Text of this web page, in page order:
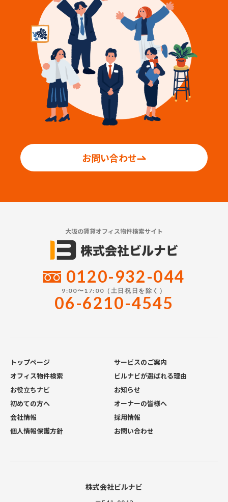
お問い合わせ
大阪の賃貸オフィス物件検索サイト
0120-932-044
9:00〜17:00（土日祝日を除く）
06-6210-4545
トップページ
サービスのご案内
オフィス物件検索
ビルナビが選ばれる理由
お役立ちナビ
お知らせ
初めての方へ
オーナーの皆様へ
会社情報
採用情報
個人情報保護方針
お問い合わせ
株式会社ビルナビ